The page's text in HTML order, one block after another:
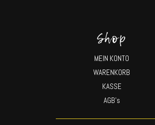
Shop
MEIN KONTO
WARENKORB
KASSE
AGB’s